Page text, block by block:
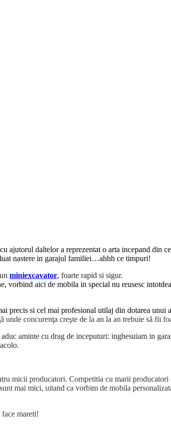
daltelor a reprezentat o arta incepand din
nastere in garajul familiei…ahhh ce timpuri!
miniexcavator, foarte rapid si sigur.
vorbind aici de mobila in special nu reusesc
precis si cel mai profesional utilaj din dotarea unui
unde concurenţa creşte de la an la an trebuie să fii
aminte cu drag de inceputuri: inghesuiam in
micii producatori. Competitia cu marii
mai mici, uitand ca vorbim de mobila
mareti!